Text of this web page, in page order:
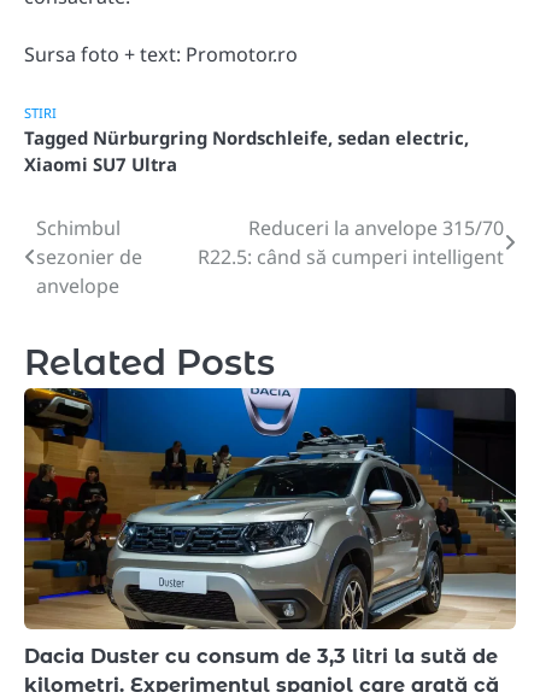
Sursa foto + text: Promotor.ro
STIRI
Tagged Nürburgring Nordschleife, sedan electric,
Xiaomi SU7 Ultra
Post
navigation
Schimbul
sezonier de
anvelope
Reduceri la anvelope 315/70
R22.5: când să cumperi intelligent
Related Posts
Dacia Duster cu consum de 3,3 litri la sută de
kilometri. Experimentul spaniol care arată că